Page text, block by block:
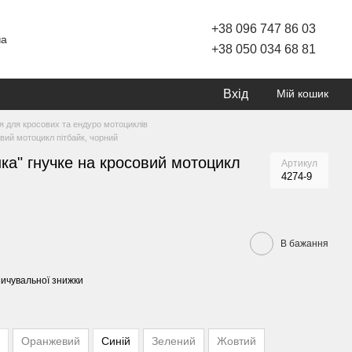
+38 096 747 86 03
+38 050 034 68 81
Вхід Мій кошик
для кросових та ендуро мотоциклів
мотоцикл пітбайк, чорний
гнучке на кросовий мотоцикл
Артикул
4274-9
В бажання
знижки
Оранжевий Синій Зелений Жовтий